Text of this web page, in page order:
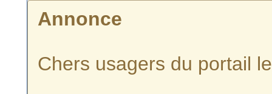
Annonce
Chers usagers du portail